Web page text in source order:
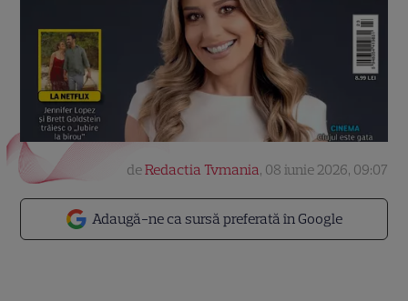
Adaugă-ne ca sursă preferată în Google
deRedactia Tvmania, 08 iunie 2026, 09:07